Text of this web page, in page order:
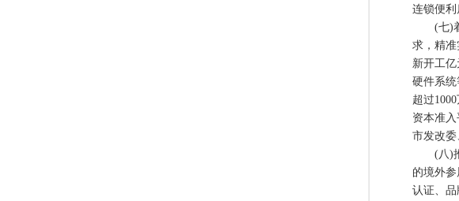
连锁便
(七)着
求，精
新开工
硬件系
超过
资本准
市发改
(八)推
的境外
认证、